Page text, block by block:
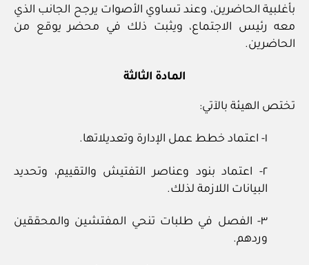
بأغلبية الحاضرين، وعند تساوي الأصوات يرجح الجانب الذي
معه رئيس الاجتماع، ويثبت ذلك في محضر يوقع من
الحاضرين.
المادة الثالثة
تختص الهيئة بالآتي:
١- اعتماد خطط عمل الإدارة وتعديلاتها.
٢- اعتماد بنود وعناصر التفتيش والتقييم، وتحديد
البيانات اللازمة لذلك.
٣- الفصل في طلبات تنحي المفتشين والمحققين
وردهم.